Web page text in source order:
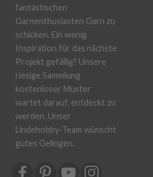
fantastischen
Garnenthusiasten Garn zu
schicken. Ein wenig
Inspiration für das nächste
Projekt gefällig? Unsere
riesige Sammlung
kostenloser Muster
wartet darauf, entdeckt zu
werden. Unser
Lindehobby-Team wünscht
gutes Gelingen.